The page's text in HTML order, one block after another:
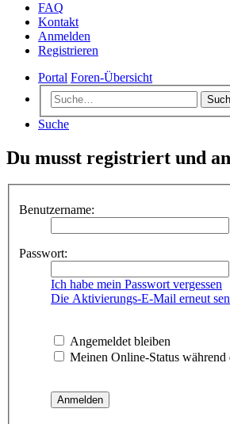
FAQ
Kontakt
Anmelden
Registrieren
Portal Foren-Übersicht
Suche
Du musst registriert und
Benutzername:
Passwort:
Ich habe mein Passwort vergessen
Die Aktivierungs-E-Mail erneut
Angemeldet bleiben
Meinen Online-Status während